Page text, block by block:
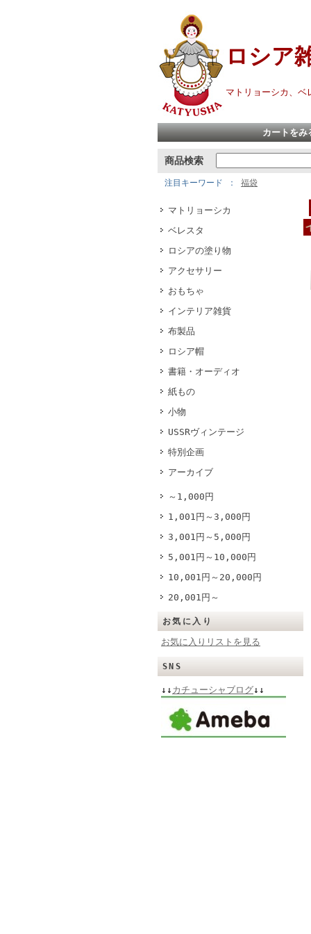
ロシア
マトリョーシカ、ベ
カートをみ
商品検索
注目キーワード 福袋
マトリョーシカ
ベレスタ
ロシアの塗り物
アクセサリー
おもちゃ
インテリア雑貨
布製品
ロシア帽
書籍・オーディオ
紙もの
小物
USSRヴィンテージ
特別企画
アーカイブ
～1,000円
1,001円～3,000円
3,001円～5,000円
5,001円～10,000円
10,001円～20,000円
20,001円～
お気に入り
お気に入りリストを見る
SNS
↓↓ カチューシャブログ↓↓